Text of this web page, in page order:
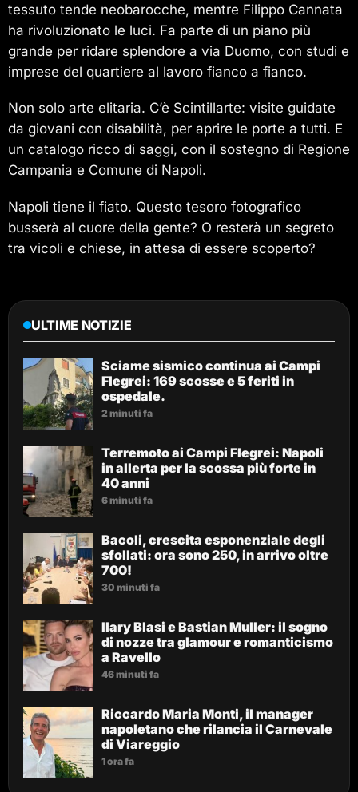
tessuto tende neobarocche, mentre Filippo Cannata
ha rivoluzionato le luci. Fa parte di un piano più
grande per ridare splendore a via Duomo, con studi e
imprese del quartiere al lavoro fianco a fianco.
Non solo arte elitaria. C’è Scintillarte: visite guidate
da giovani con disabilità, per aprire le porte a tutti. E
un catalogo ricco di saggi, con il sostegno di Regione
Campania e Comune di Napoli.
Napoli tiene il fiato. Questo tesoro fotografico
busserà al cuore della gente? O resterà un segreto
tra vicoli e chiese, in attesa di essere scoperto?
ULTIME NOTIZIE
Sciame sismico continua ai Campi
Flegrei: 169 scosse e 5 feriti in
ospedale.
2 minuti fa
Terremoto ai Campi Flegrei: Napoli
in allerta per la scossa più forte in
40 anni
6 minuti fa
Bacoli, crescita esponenziale degli
sfollati: ora sono 250, in arrivo oltre
700!
30 minuti fa
Ilary Blasi e Bastian Muller: il sogno
di nozze tra glamour e romanticismo
a Ravello
46 minuti fa
Riccardo Maria Monti, il manager
napoletano che rilancia il Carnevale
di Viareggio
1 ora fa